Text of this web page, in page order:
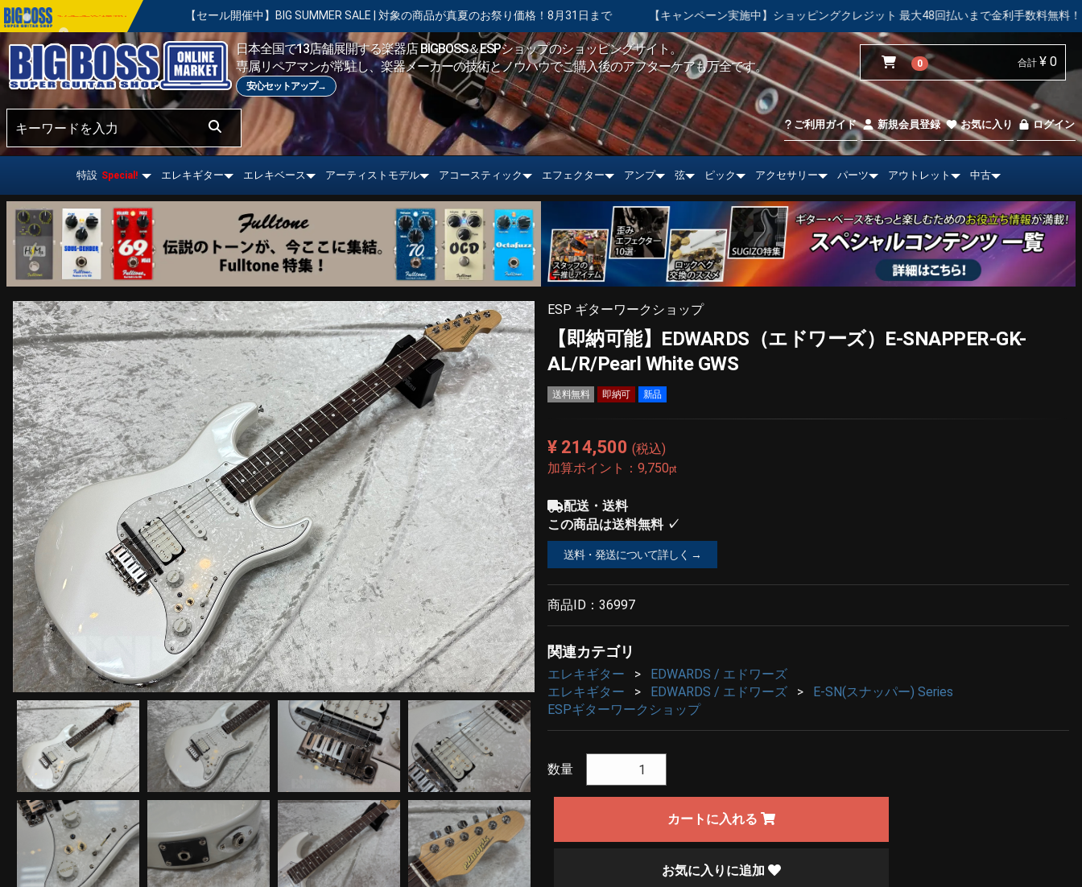
【セール開催中】BIG SUMMER SALE | 対象の商品が真夏のお祭り価格！8月31日まで 【キャンペーン実施中】ショッピングクレジット 最大48回払いまで金利手数料無料！ 【中古市場】エレキギ
おすすめ情報!
日本全国で13店舗展開する楽器店 BIGBOSS＆ESPショップのショッピングサイト。
専属リペアマンが常駐し、楽器メーカーの技術とノウハウでご購入後のアフターケアも万全です。
安心セットアップ→
0 合計 ¥ 0
ご利用ガイド 新規会員登録 お気に入り ログイン
特設 Special! エレキギター エレキベース アーティストモデル アコースティック エフェクター アンプ 弦 ピック アクセサリー パーツ アウトレット 中古
ESP ギターワークショップ
【即納可能】EDWARDS（エドワーズ）E-SNAPPER-GK-
AL/R/Pearl White GWS
送料無料 即納可 新品
¥ 214,500 (税込)
加算ポイント： 9,750pt
配送・送料
この商品は送料無料 ✓
送料・発送について詳しく →
商品ID： 36997
関連カテゴリ
エレキギター
EDWARDS / エドワーズ
エレキギター
EDWARDS / エドワーズ
E-SN(スナッパー) Series
ESPギターワークショップ
数量
カートに入れる
お気に入りに追加